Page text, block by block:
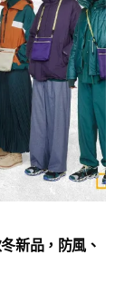
新品，防風、